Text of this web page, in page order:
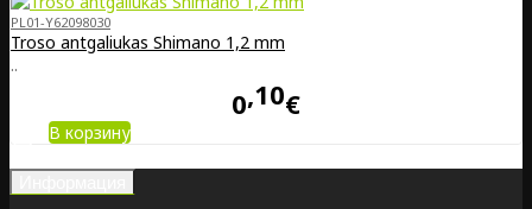
PL01-Y62098030
Troso antgaliukas Shimano 1,2 mm
..
0 10€
В корзину